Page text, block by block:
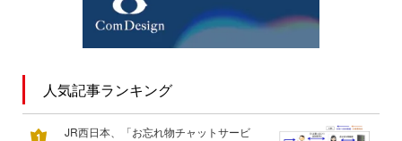
人気記事ランキング
JR西日本、「お忘れ物チャットサービ